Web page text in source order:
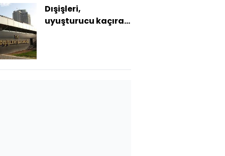
Dışişleri,
uyuşturucu kaçıran